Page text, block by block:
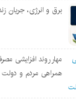
برق و انرژی، جریان
مهار روند افزایشی
همراهی مردم و دولت